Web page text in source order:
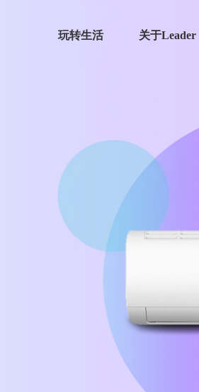
玩转生活 关于Leader